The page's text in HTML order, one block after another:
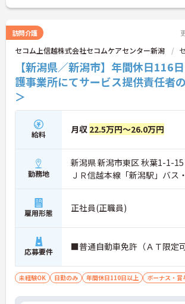
きる体制を大切にしており、安心して長く働け
■ 収入も休みも叶う好待遇♪
「無理なく働けて、しっかり稼げる」が魅力です
・「年間休日114日」でしっかり休めます
です♪
■ オープニングで一から関われる！
新しい環境でスタートしたい方にピッタリです
・「2026年8月オープン」の新施設
・意見を出しながら現場づくりに関われます
・チームづくりにも参加できるタイミング
→ 自分らしい働き方をつくりやすい職場です♪
安心感のある連携体制が魅力です
・訪問看護と訪問介護が同一拠点に配置
・夜勤は「介護2名＋看護師1名」の安心体制
・医療依存度の高い方にも対応可能
→ 困ったときもすぐ相談できる環境です♪
訪問介護
セコム上信越株式会社セコムケアセンター新潟
【新潟県／新潟市】年間休日116
護事業所にてサービス提供責任者
＞
給料 月収 22.5万円～26.0万円
勤務地
新潟県 新潟市東区 秋葉1-1-15
ＪＲ信越本線「新潟駅」バス
雇用形態 正社員(正職員)
応募要件 ■普通自動車免許（ＡＴ限定可
未経験OK 日勤のみ 年間休日110日以上 ボーナス・賞